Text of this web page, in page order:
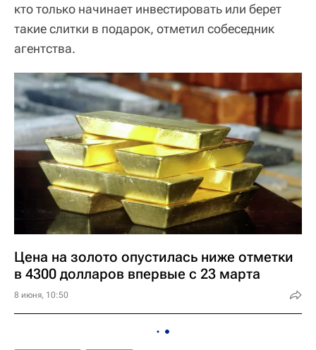
кто только начинает инвестировать или берет
такие слитки в подарок, отметил собеседник
агентства.
Цена на золото опустилась ниже отметки
в 4300 долларов впервые с 23 марта
8 июня, 10:50